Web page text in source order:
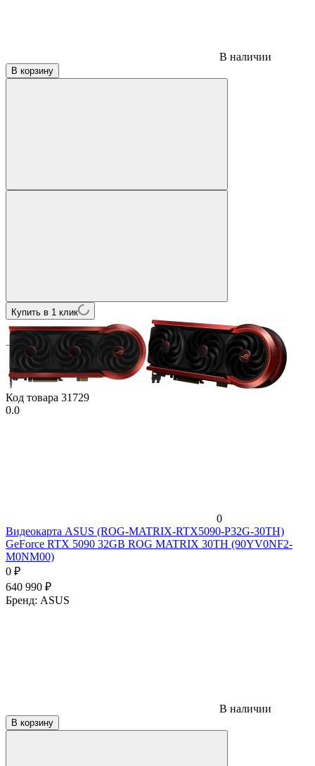
В наличии
В корзину
Купить в 1 клик
Код товара 31729
0.0
0
Видеокарта ASUS (ROG-MATRIX-RTX5090-P32G-30TH)
GeForce RTX 5090 32GB ROG MATRIX 30TH (90YV0NF2-
M0NM00)
0 ₽
640 990 ₽
Бренд: ASUS
В наличии
В корзину